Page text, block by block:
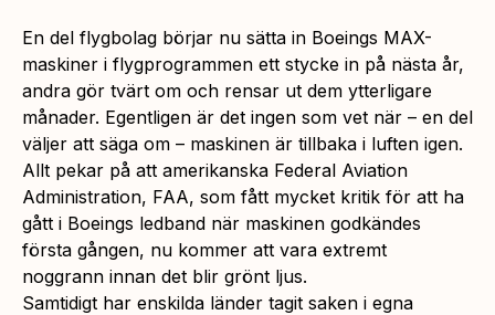
En del flygbolag börjar nu sätta in Boeings MAX-
maskiner i flygprogrammen ett stycke in på nästa år,
andra gör tvärt om och rensar ut dem ytterligare
månader. Egentligen är det ingen som vet när – en del
väljer att säga om – maskinen är tillbaka i luften igen.
Allt pekar på att amerikanska Federal Aviation
Administration, FAA, som fått mycket kritik för att ha
gått i Boeings ledband när maskinen godkändes
första gången, nu kommer att vara extremt
noggrann innan det blir grönt ljus.
Samtidigt har enskilda länder tagit saken i egna